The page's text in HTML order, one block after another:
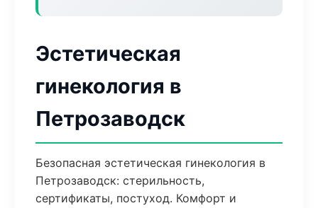
Эстетическая
гинекология в
Петрозаводск
Безопасная эстетическая гинекология в
Петрозаводск: стерильность,
сертификаты, постуход. Комфорт и